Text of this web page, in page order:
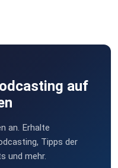
auf
an. Erhalte
Tipps der
und mehr.